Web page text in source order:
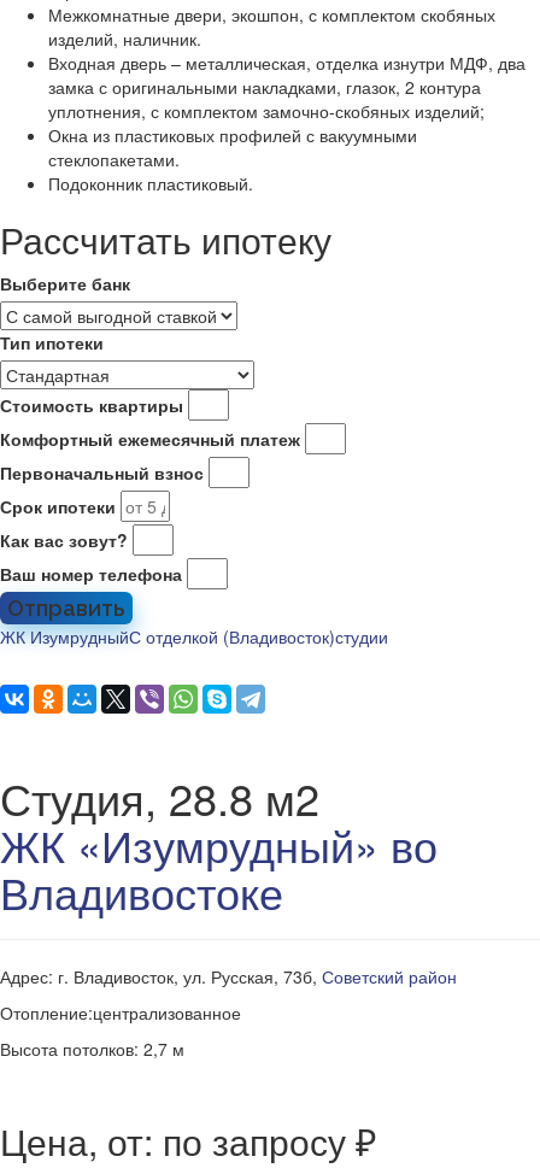
Межкомнатные двери, экошпон, с комплектом скобяных
изделий, наличник.
Входная дверь – металлическая, отделка изнутри МДФ, два
замка с оригинальными накладками, глазок, 2 контура
уплотнения, с комплектом замочно-скобяных изделий;
Окна из пластиковых профилей с вакуумными
стеклопакетами.
Подоконник пластиковый.
Рассчитать ипотеку
Выберите банк
Тип ипотеки
Стоимость квартиры
Комфортный ежемесячный платеж
Первоначальный взнос
Срок ипотеки
Как вас зовут?
Ваш номер телефона
Отправить
ЖК ИзумрудныйС отделкой (Владивосток)студии
Студия, 28.8 м2
ЖК «Изумрудный» во
Владивостоке
Адрес: г. Владивосток, ул. Русская, 73б, Советский район
Отопление:централизованное
Высота потолков: 2,7 м
Цена, от: по запросу ₽